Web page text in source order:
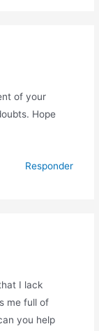
of your
Hope
Responder
I lack
me full of
you help